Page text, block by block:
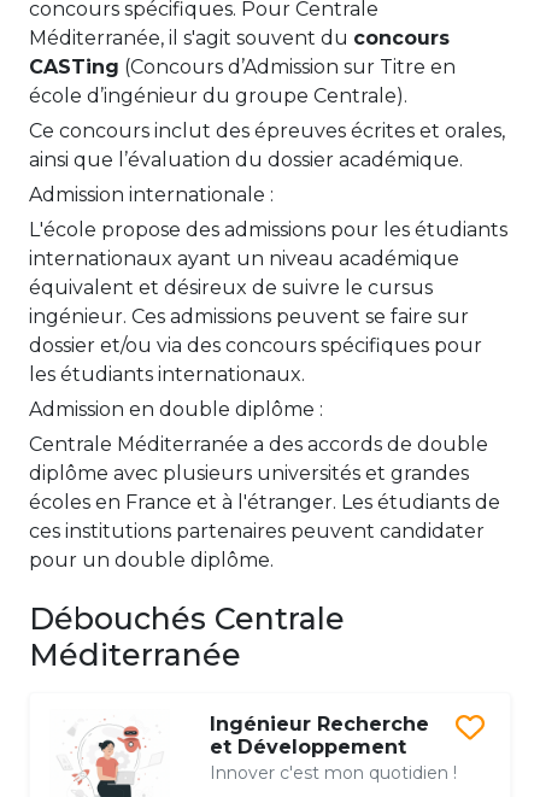
concours spécifiques. Pour Centrale
Méditerranée, il s'agit souvent du concours
CASTing (Concours d’Admission sur Titre en
école d’ingénieur du groupe Centrale).
Ce concours inclut des épreuves écrites et orales,
ainsi que l’évaluation du dossier académique.
Admission internationale :
L'école propose des admissions pour les étudiants
internationaux ayant un niveau académique
équivalent et désireux de suivre le cursus
ingénieur. Ces admissions peuvent se faire sur
dossier et/ou via des concours spécifiques pour
les étudiants internationaux.
Admission en double diplôme :
Centrale Méditerranée a des accords de double
diplôme avec plusieurs universités et grandes
écoles en France et à l'étranger. Les étudiants de
ces institutions partenaires peuvent candidater
pour un double diplôme.
Débouchés Centrale
Méditerranée
Ingénieur Recherche
et Développement
Innover c'est mon quotidien !